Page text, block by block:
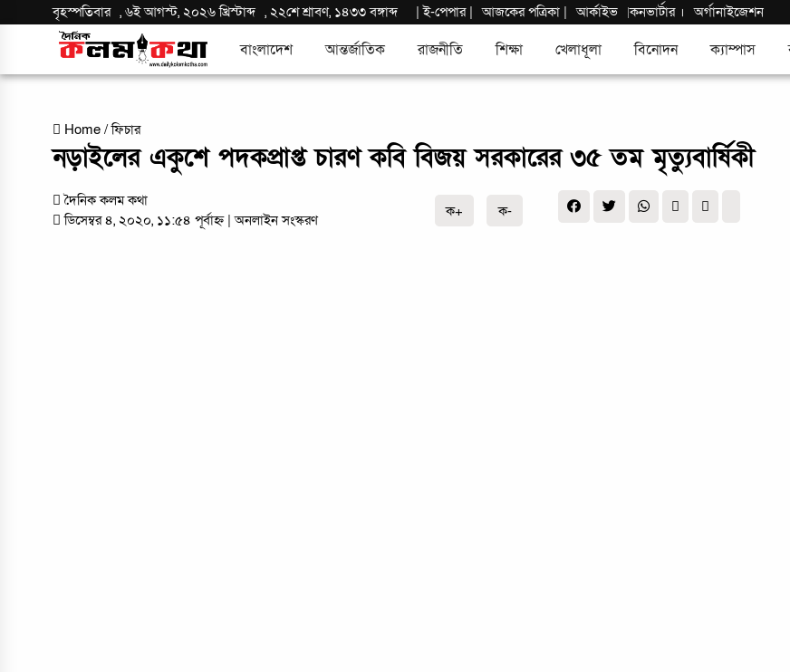
বৃহস্পতিবার ,৬ই আগস্ট, ২০২৬ খ্রিস্টাব্দ ,২২শে শ্রাবণ, ১৪৩৩ বঙ্গাব্দ |ই-পেপার| আজকের পত্রিকা | আর্কাইভ |কনভার্টার । অর্গানাইজেশন
বাংলাদেশ আন্তর্জাতিক রাজনীতি শিক্ষা খেলাধূলা বিনোদন ক্যাম্পাস
Home /ফিচার
নড়াইলের একুশে পদকপ্রাপ্ত চারণ কবি বিজয় সরকারের ৩৫ তম মৃত্যুবার্ষিকী
দৈনিক কলম কথা
ডিসেম্বর ৪, ২০২০, ১১:৫৪ পূর্বাহ্ন | অনলাইন সংস্করণ
ক+ ক-